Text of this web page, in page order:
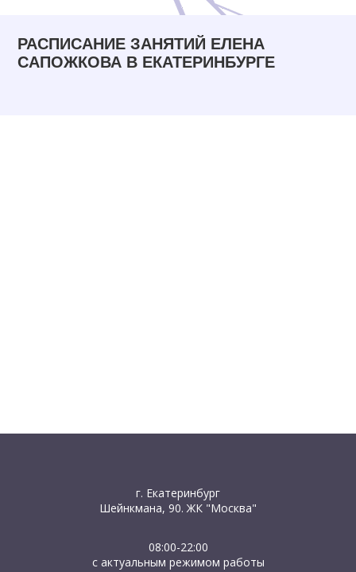
РАСПИСАНИЕ ЗАНЯТИЙ ЕЛЕНА
САПОЖКОВА В ЕКАТЕРИНБУРГЕ
г. Екатеринбург
Шейнкмана, 90. ЖК "Москва"
08:00-22:00
с актуальным режимом работы